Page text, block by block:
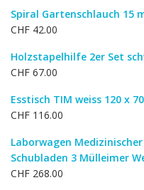
Spiral Gartenschlauch 15
CHF 42.00
Holzstapelhilfe 2er Set
CHF 67.00
Esstisch TIM weiss 120 x
CHF 116.00
Laborwagen
Schubladen 3 Mülleimer
CHF 268.00